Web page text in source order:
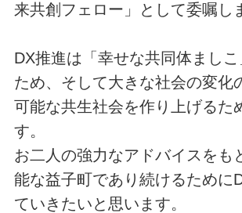
来共創フェロー」として委嘱し
DX推進は「幸せな共同体まし
ため、そして大きな社会の変化
可能な共生社会を作り上げるた
す。
お二人の強力なアドバイスをも
能な益子町であり続けるために
ていきたいと思います。